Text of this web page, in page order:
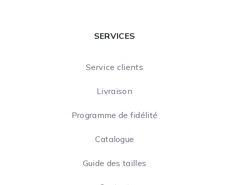
SERVICES
Service clients
Livraison
Programme de fidélité
Catalogue
Guide des tailles